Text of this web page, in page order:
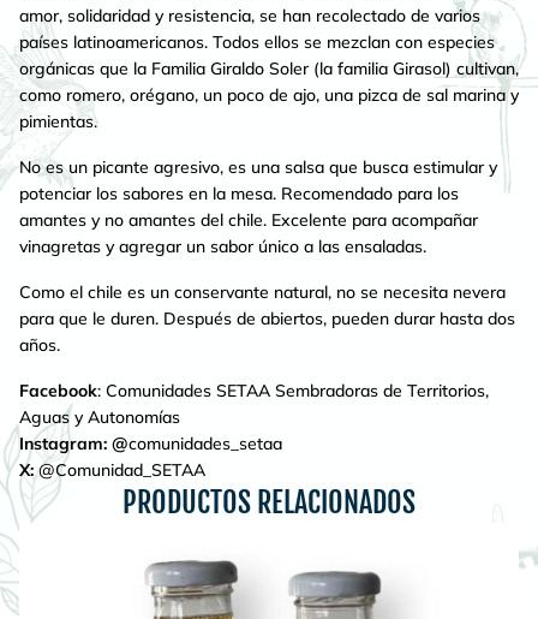
amor, solidaridad y resistencia, se han recolectado de varios
países latinoamericanos. Todos ellos se mezclan con especies
orgánicas que la Familia Giraldo Soler (la familia Girasol) cultivan,
como romero, orégano, un poco de ajo, una pizca de sal marina y
pimientas.
No es un picante agresivo, es una salsa que busca estimular y
potenciar los sabores en la mesa. Recomendado para los
amantes y no amantes del chile. Excelente para acompañar
vinagretas y agregar un sabor único a las ensaladas.
Como el chile es un conservante natural, no se necesita nevera
para que le duren. Después de abiertos, pueden durar hasta dos
años.
Facebook: Comunidades SETAA Sembradoras de Territorios,
Aguas y Autonomías
Instagram: @comunidades_setaa
X:@Comunidad_SETAA
PRODUCTOS RELACIONADOS